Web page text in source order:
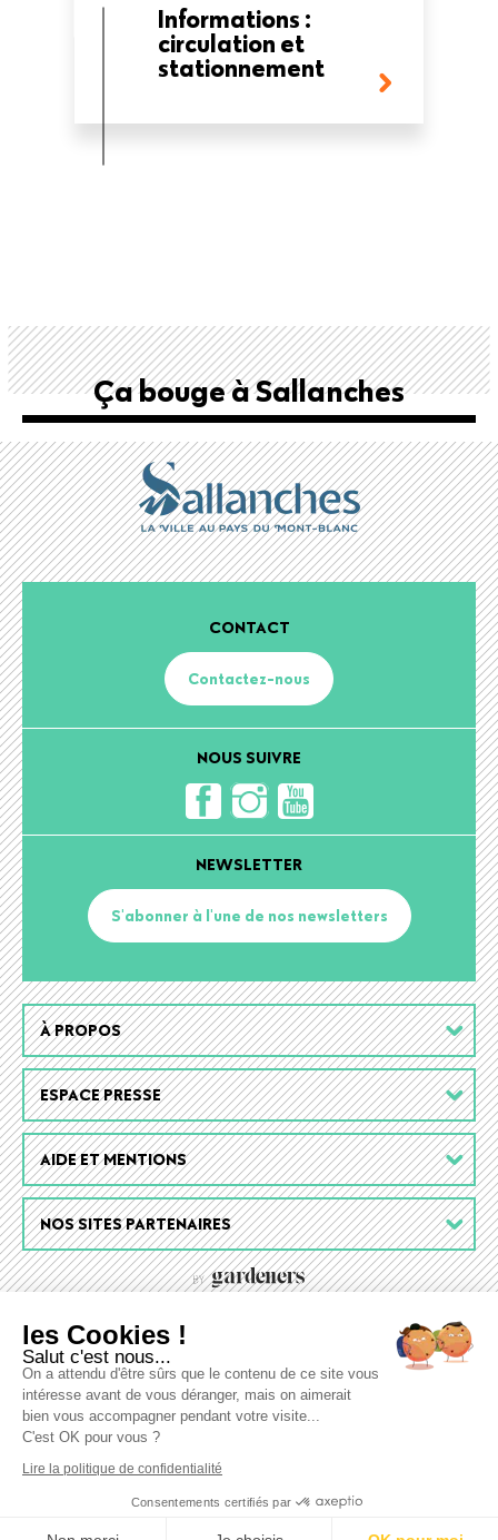
Informations :
circulation et
stationnement
Ça bouge à Sallanches
CONTACT
Contactez-nous
NOUS SUIVRE
NEWSLETTER
S'abonner à l'une de nos newsletters
Footer
menu
À PROPOS
ESPACE PRESSE
AIDE ET MENTIONS
NOS SITES PARTENAIRES
Salut c'est nous...
les Cookies !
On a attendu d'être sûrs que le contenu de ce site vous
intéresse avant de vous déranger, mais on aimerait
bien vous accompagner pendant votre visite...
C'est OK pour vous ?
Lire la politique de confidentialité
Consentements certifiés par